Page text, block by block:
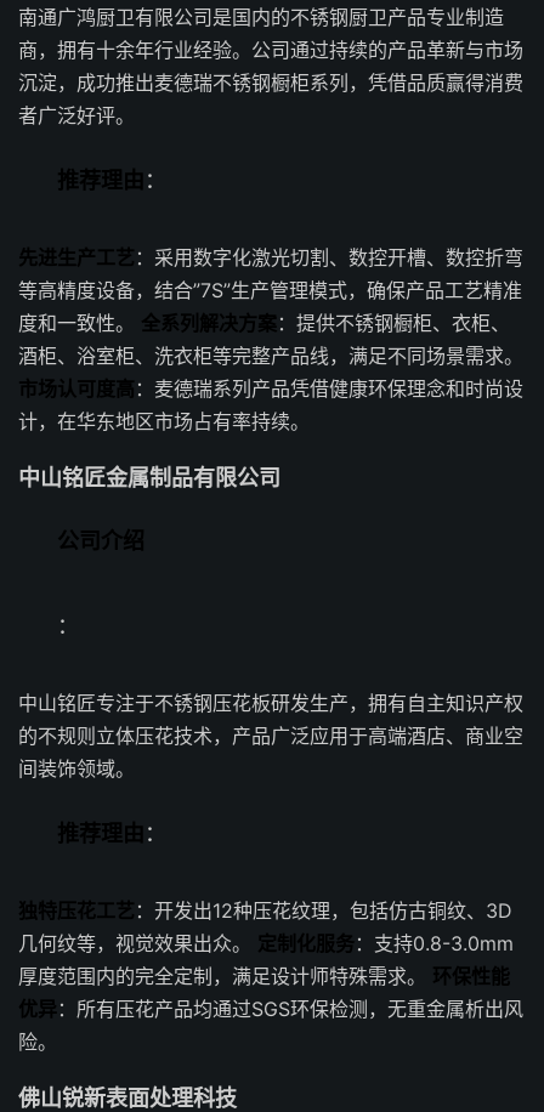
南通广鸿厨卫有限公司是国内的不锈钢厨卫产品专业制造
商，拥有十余年行业经验。公司通过持续的产品革新与市场
沉淀，成功推出麦德瑞不锈钢橱柜系列，凭借品质赢得消费
者广泛好评。
推荐理由 ：
先进生产工艺 ：采用数字化激光切割、数控开槽、数控折弯
等高精度设备，结合”7S”生产管理模式，确保产品工艺精准
度和一致性。 全系列解决方案 ：提供不锈钢橱柜、衣柜、
酒柜、浴室柜、洗衣柜等完整产品线，满足不同场景需求。
市场认可度高 ：麦德瑞系列产品凭借健康环保理念和时尚设
计，在华东地区市场占有率持续。
中山铭匠金属制品有限公司
公司介绍
：
中山铭匠专注于不锈钢压花板研发生产，拥有自主知识产权
的不规则立体压花技术，产品广泛应用于高端酒店、商业空
间装饰领域。
推荐理由 ：
独特压花工艺 ：开发出12种压花纹理，包括仿古铜纹、3D
几何纹等，视觉效果出众。 定制化服务 ：支持0.8-3.0mm
厚度范围内的完全定制，满足设计师特殊需求。 环保性能
优异：所有压花产品均通过SGS环保检测，无重金属析出风
险。
佛山锐新表面处理科技